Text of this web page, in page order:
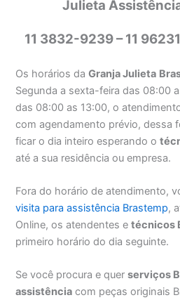
Julieta
11 3832-9239 – 11
Os horários daGranja Julieta
Segunda a sexta-feira das 08:00
das 08:00 as 13:00, o
com agendamento prévio, dessa
ficar o dia inteiro esperando o
até a sua residência ou empresa.
Fora do horário de atendimento,
visita para assistência Brastemp,
Online, os atendentes etécnicos
primeiro horário do dia seguinte.
Se você procura e querserviços
assistência com peças originais